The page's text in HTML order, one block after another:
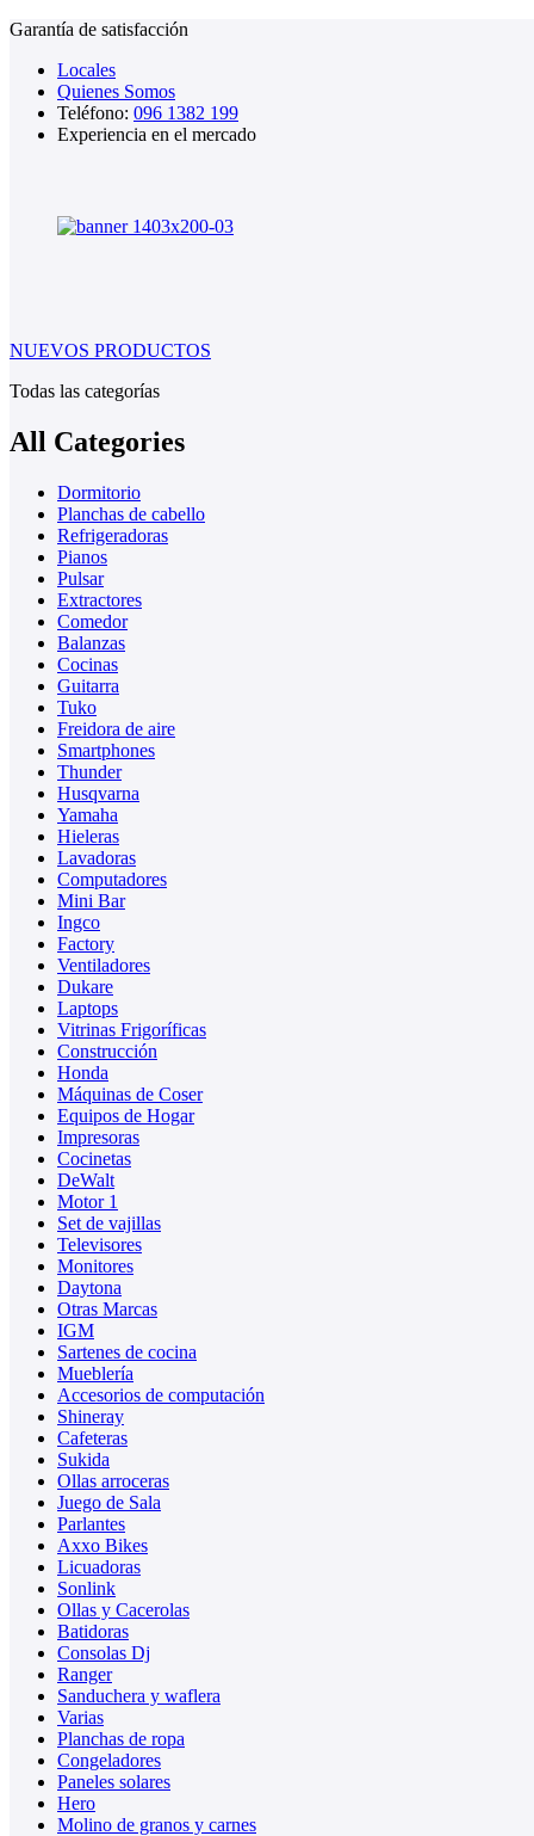
Garantía de satisfacción
Locales
Quienes Somos
Teléfono: 096 1382 199
Experiencia en el mercado
NUEVOS PRODUCTOS
Todas las categorías
All Categories
Dormitorio
Planchas de cabello
Refrigeradoras
Pianos
Pulsar
Extractores
Comedor
Balanzas
Cocinas
Guitarra
Tuko
Freidora de aire
Smartphones
Thunder
Husqvarna
Yamaha
Hieleras
Lavadoras
Computadores
Mini Bar
Ingco
Factory
Ventiladores
Dukare
Laptops
Vitrinas Frigoríficas
Construcción
Honda
Máquinas de Coser
Equipos de Hogar
Impresoras
Cocinetas
DeWalt
Motor 1
Set de vajillas
Televisores
Monitores
Daytona
Otras Marcas
IGM
Sartenes de cocina
Mueblería
Accesorios de computación
Shineray
Cafeteras
Sukida
Ollas arroceras
Juego de Sala
Parlantes
Axxo Bikes
Licuadoras
Sonlink
Ollas y Cacerolas
Batidoras
Consolas Dj
Ranger
Sanduchera y waflera
Varias
Planchas de ropa
Congeladores
Paneles solares
Hero
Molino de granos y carnes